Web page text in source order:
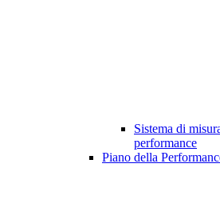
Sistema di
performance
Piano della